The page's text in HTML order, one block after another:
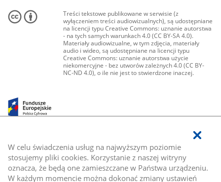
W celu świadczenia usług na najwyższym poziomie
stosujemy pliki cookies. Korzystanie z naszej witryny
oznacza, że będą one zamieszczane w Państwa urządzeniu.
W każdym momencie można dokonać zmiany ustawień
Treści tekstowe publikowane w serwisie (z
wyłączeniem treści audiowizualnych), są udostępniane
na licencji typu Creative Commons: uznanie autorstwa
- na tych samych warunkach 4.0 (CC BY-SA 4.0).
Materiały audiowizualne, w tym zdjęcia, materiały
audio i wideo, są udostępniane na licencji typu
Creative Commons: uznanie autorstwa użycie
niekomercyjne - bez utworów zależnych 4.0 (CC BY-
NC-ND 4.0), o ile nie jest to stwierdzone inaczej.